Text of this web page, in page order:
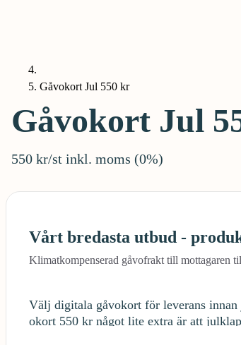
Gåvokort Jul 550 kr
Gåvokort Jul
550 kr/st inkl. moms (0%)
Vårt bredasta utbud -
Klimatkompenserad gåvofrakt till mottagaren
Välj digitala gåvokort för leverans
okort 550 kr något lite extra är att